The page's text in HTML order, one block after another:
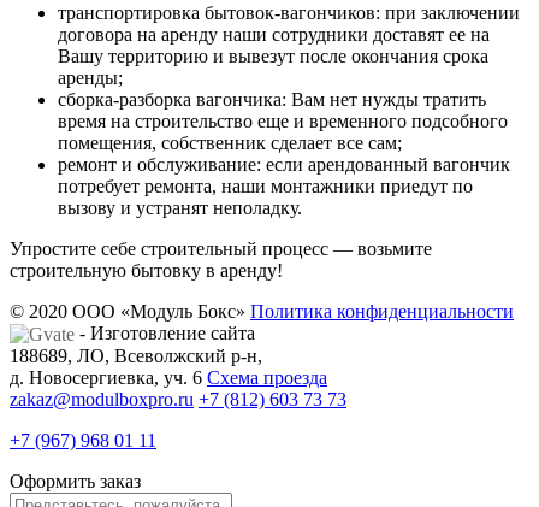
транспортировка бытовок-вагончиков: при заключении
договора на аренду наши сотрудники доставят ее на
Вашу территорию и вывезут после окончания срока
аренды;
сборка-разборка вагончика: Вам нет нужды тратить
время на строительство еще и временного подсобного
помещения, собственник сделает все сам;
ремонт и обслуживание: если арендованный вагончик
потребует ремонта, наши монтажники приедут по
вызову и устранят неполадку.
Упростите себе строительный процесс — возьмите
строительную бытовку в аренду!
© 2020 ООО «Модуль Бокс» Политика конфиденциальности
- Изготовление сайта
188689, ЛО, Всеволжский р-н,
д. Новосергиевка, уч. 6 Схема проезда
zakaz@modulboxpro.ru +7 (812) 603 73 73
+7 (967) 968 01 11
Оформить заказ